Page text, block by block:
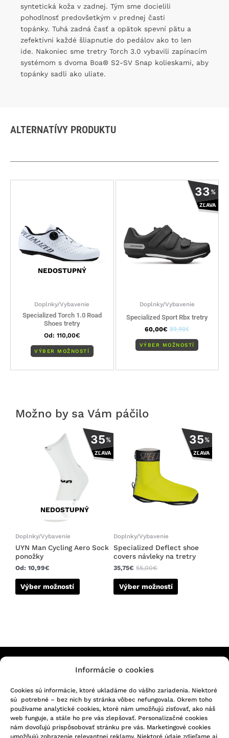
Informácie o cookies
Cookies sú informácie, ktoré ukladáme do vášho zariadenia. Niektoré
sú potrebné – bez nich by stránka vôbec nefungovala. Okrem toho
používame analytické cookies, ktoré nám umožňujú zisťovať, ako náš
web funguje, a stále ho pre vás zlepšovať. Personalizačné cookies
nám dovoľujú prispôsobovať stránku pre vás. Marketingové cookies
umožňujú zobrazenie relevantnej reklamy. Niektoré údaje zdieľame aj
syntetická koža v zadnej. Tým sme docielili
pohodlnosť predovšetkým v prednej časti
topánky. Tuhá zadná časť a opätok spevní pätu a
zefektívni každé šliapnutie do pedálov ako to len
ide. Nakoniec sme tretry Torch 3.0 vybavili zapínacím
systémom s dvoma Boa® S2-SV Snap kolieskami, aby
topánky sadli ako uliate.
ALTERNATÍVY PRODUKTU
NEDOSTUPNÝ
Doplnky/Vybavenie
Specialized Torch 1.0 Road
Shoes tretry
Od: 110,00€
VÝBER MOŽNOSTÍ
si
33%
ZĽAVA
Doplnky/Vybavenie
Specialized Sport Rbx tretry
60,00€ 89,90€
VÝBER MOŽNOSTÍ
Tento
produkt
má
Možnosti
si
môžete
Možno by sa Vám páčilo
35%
ZĽAVA
NEDOSTUPNÝ
Doplnky/Vybavenie
UYN Man Cycling Aero Sock
ponožky
Od: 10,99€
Výber možností
Tento
produkt
viacero
variantov.
Možnosti
si
môžete
stránke
35%
ZĽAVA
Doplnky/Vybavenie
Specialized Deflect shoe
covers návleky na tretry
35,75€ 55,00€
Výber možností
Tento
produkt
Možnosti
si
stránke
produktu.
Sledujte nás na Facebooku
Sledujte nás na Instagrame
Infolinka/Predajňa:
051 - 748 29 45
bicigel@bicigel.sk